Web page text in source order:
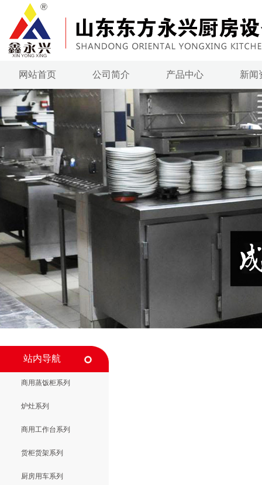
网站首页 公司简介 产品中心 新闻
站内导航
商用蒸饭柜系列
炉灶系列
商用工作台系列
货柜货架系列
厨房用车系列